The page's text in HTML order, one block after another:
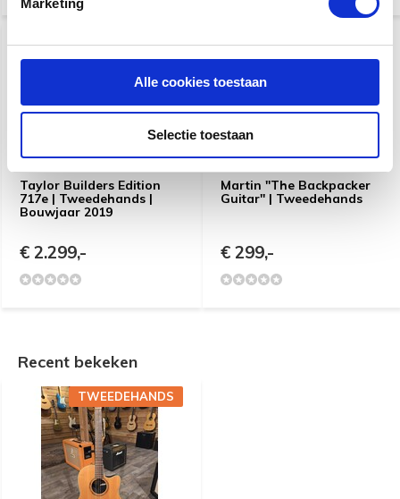
Marketing
Alle cookies toestaan
Selectie toestaan
Taylor Builders Edition
717e | Tweedehands |
Bouwjaar 2019
€ 2.299,-
Martin ''The Backpacker
Guitar'' | Tweedehands
€ 299,-
Recent bekeken
TWEEDEHANDS